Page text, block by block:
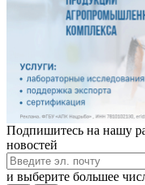
Подпишитесь на нашу
новостей
и выберите большее